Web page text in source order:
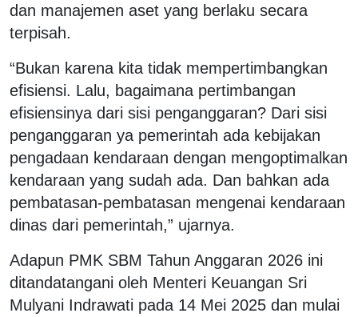
dan manajemen aset yang berlaku secara
terpisah.
“Bukan karena kita tidak mempertimbangkan
efisiensi. Lalu, bagaimana pertimbangan
efisiensinya dari sisi penganggaran? Dari sisi
penganggaran ya pemerintah ada kebijakan
pengadaan kendaraan dengan mengoptimalkan
kendaraan yang sudah ada. Dan bahkan ada
pembatasan-pembatasan mengenai kendaraan
dinas dari pemerintah,” ujarnya.
Adapun PMK SBM Tahun Anggaran 2026 ini
ditandatangani oleh Menteri Keuangan Sri
Mulyani Indrawati pada 14 Mei 2025 dan mulai